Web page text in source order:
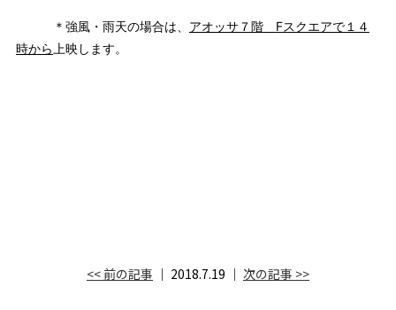
＊強風・雨天の場合は、 アオッサ７階 Fスクエアで１４
時から 上映します。
<< 前の記事 │ 2018.7.19 │ 次の記事 >>